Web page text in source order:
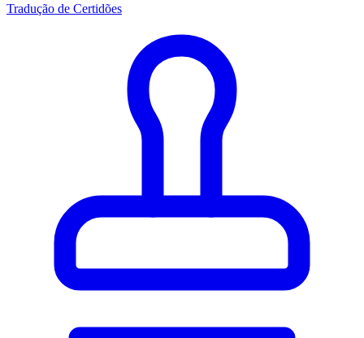
Tradução de Certidões